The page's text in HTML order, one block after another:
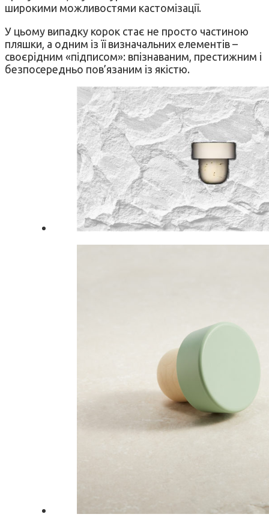
широкими можливостями кастомізації.
У цьому випадку корок стає не просто частиною
пляшки, а одним із її визначальних елементів –
своєрідним «підписом»: впізнаваним, престижним і
безпосередньо пов’язаним із якістю.